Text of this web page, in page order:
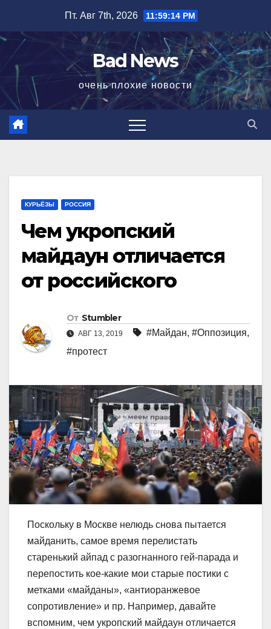
содержимому
Пт. Авг 7th, 2026 11:59:15 PM
Bad News
очень плохие новости
КУРЬЁЗЫ РОССИЯ
Чем укропский
майдаун отличается
от российского
От Stumbler
АВГ 13, 2019 #Майдан, #Оппозиция,
#протест
Поскольку в Москве нелюдь снова пытается
майданить, самое время перелистать
старенький айпад с разогнанного гей-парада и
перепостить кое-какие мои старые постики с
метками «майданы», «антиоранжевое
сопротивление» и пр. Например, давайте
вспомним, чем укропский майдаун отличается